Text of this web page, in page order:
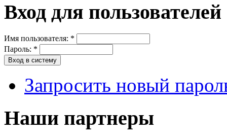
Вход для пользователей
Имя пользователя: *
Пароль: *
Запросить новый
Наши партнеры